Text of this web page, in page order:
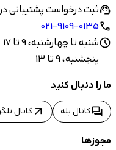
support_agentثبت درخواست پشتیبانی در
call
021-9109-0135
scheduleشنبه تا چهارشنبه، 9 تا 17
پنجشنبه، 9 تا 13
ما را دنبال کنید
forumکانال بله arrow_outward کانال
مجوزها